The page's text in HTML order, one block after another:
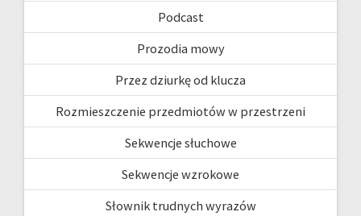
Podcast
Prozodia mowy
Przez dziurkę od klucza
Rozmieszczenie przedmiotów w przestrzeni
Sekwencje słuchowe
Sekwencje wzrokowe
Słownik trudnych wyrazów